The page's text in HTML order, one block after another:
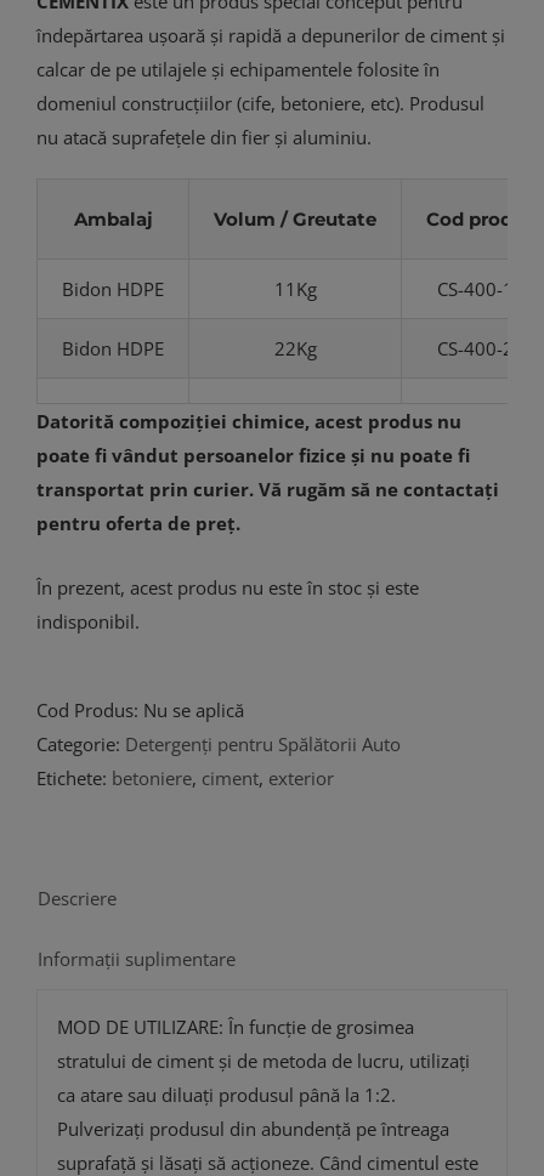
îndepărtarea ușoară și rapidă a depunerilor de ciment și
calcar de pe utilajele și echipamentele folosite în
domeniul construcțiilor (cife, betoniere, etc). Produsul
nu atacă suprafețele din fier și aluminiu.
Ambalaj Volum / Greutate Cod produs
Bidon HDPE 11Kg CS-400-11
Bidon HDPE 22Kg CS-400-22
Datorită compoziției chimice, acest produs nu
poate fi vândut persoanelor fizice și nu poate fi
transportat prin curier. Vă rugăm să ne contactați
pentru oferta de preț.
În prezent, acest produs nu este în stoc și este
indisponibil.
Cod Produs: Nu se aplică
Categorie: Detergenți pentru Spălătorii Auto
Etichete: betoniere, ciment, exterior
Descriere
Informații suplimentare
MOD DE UTILIZARE: În funcție de grosimea
stratului de ciment și de metoda de lucru, utilizați
ca atare sau diluați produsul până la 1:2.
Pulverizați produsul din abundență pe întreaga
suprafață și lăsați să acționeze. Când cimentul este